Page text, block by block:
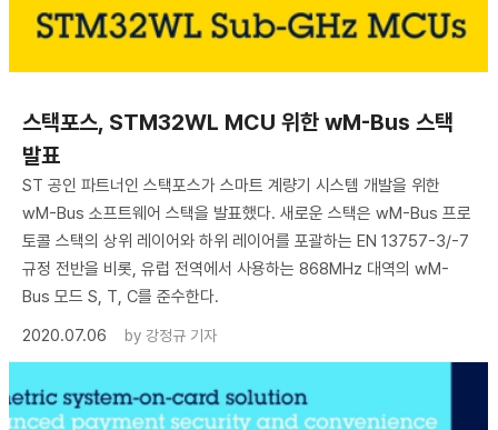
스택포스, STM32WL MCU 위한 wM-Bus 스택
발표
ST 공인 파트너인 스택포스가 스마트 계량기 시스템 개발을 위한
wM-Bus 소프트웨어 스택을 발표했다. 새로운 스택은 wM-Bus 프로
토콜 스택의 상위 레이어와 하위 레이어를 포괄하는 EN 13757-3/-7
규정 전반을 비롯, 유럽 전역에서 사용하는 868MHz 대역의 wM-
Bus 모드 S, T, C를 준수한다.
2020.07.06
by 강정규 기자